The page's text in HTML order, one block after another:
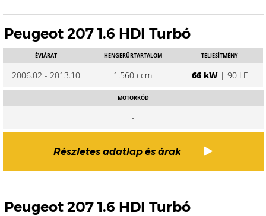
Peugeot 207 1.6 HDI Turbó
ÉVJÁRAT
2006.02 - 2013.10
HENGERŰRTARTALOM
1.560 ccm
TELJESÍTMÉNY
66 kW| 90 LE
MOTORKÓD
-
Részletes adatlap és árak
Peugeot 207 1.6 HDI Turbó